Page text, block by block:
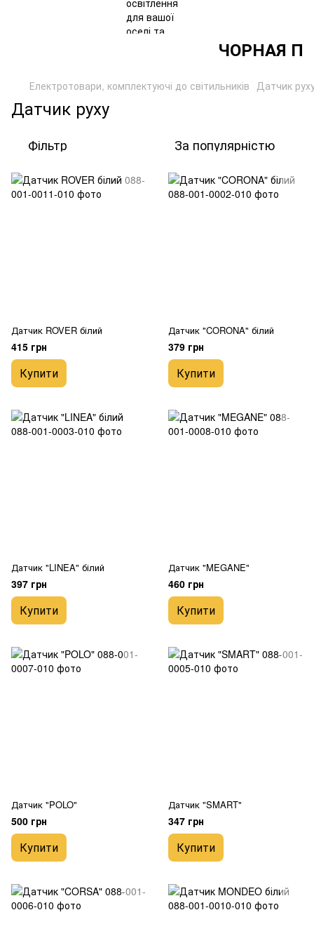
ЧОРНАЯ
Електротовари, комплектуючі до світильників Датчик
Датчик руху
Фільтр За популярністю
Датчик ROVER білий
415 грн
Купити
Датчик "CORONA" білий
379 грн
Купити
Датчик "LINEA" білий
397 грн
Купити
Датчик "MEGANE"
460 грн
Купити
Датчик "POLO"
500 грн
Купити
Датчик "SMART"
347 грн
Купити